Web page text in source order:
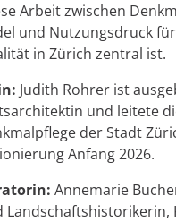
Arbeit zwischen
und Nutzungsdruck
in Zürich zentral ist.
Judith Rohrer ist
und leitete
der Stadt
Anfang 2026.
Annemarie
Landschaftshistorikerin,